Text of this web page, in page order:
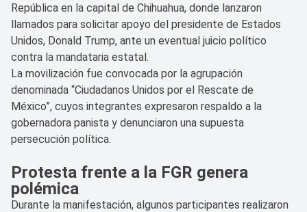
República en la capital de Chihuahua, donde lanzaron
llamados para solicitar apoyo del presidente de Estados
Unidos, Donald Trump, ante un eventual juicio político
contra la mandataria estatal.
La movilización fue convocada por la agrupación
denominada “Ciudadanos Unidos por el Rescate de
México”, cuyos integrantes expresaron respaldo a la
gobernadora panista y denunciaron una supuesta
persecución política.
Protesta frente a la FGR genera
polémica
Durante la manifestación, algunos participantes realizaron